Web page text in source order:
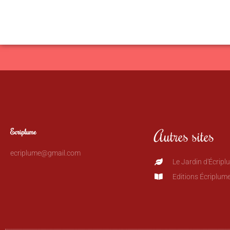
Ecriplume
ecriplume@gmail.com
Autres sites
Le Jardin
Editions